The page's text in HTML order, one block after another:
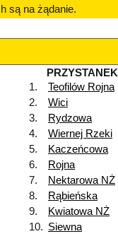
są na żądanie.
PRZYSTANEK
1.
Teofilów Rojna
2. Wici
3. Rydzowa
4. Wiernej Rzeki
5. Kaczeńcowa
6. Rojna
7. Nektarowa NŻ
8. Rąbieńska
9. Kwiatowa NŻ
10. Siewna